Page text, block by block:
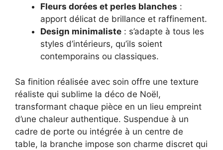
Fleurs dorées et perles blanches :
apport délicat de brillance et raffinement.
Design minimaliste : s’adapte à tous les
styles d’intérieurs, qu’ils soient
contemporains ou classiques.
Sa finition réalisée avec soin offre une texture
réaliste qui sublime la déco de Noël,
transformant chaque pièce en un lieu empreint
d’une chaleur authentique. Suspendue à un
cadre de porte ou intégrée à un centre de
table, la branche impose son charme discret qui